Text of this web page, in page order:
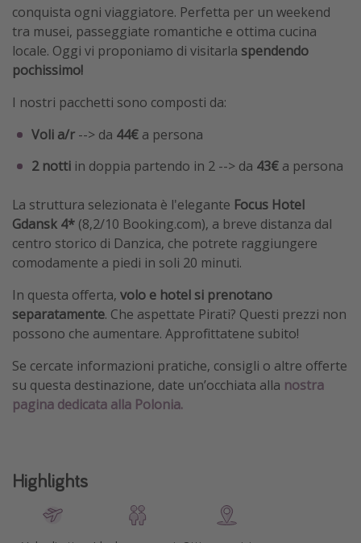
conquista ogni viaggiatore. Perfetta per un weekend
tra musei, passeggiate romantiche e ottima cucina
locale. Oggi vi proponiamo di visitarla spendendo
pochissimo!
I nostri pacchetti sono composti da:
Voli a/r --> da 44€ a persona
2 notti in doppia partendo in 2 --> da 43€ a persona
La struttura selezionata è l'elegante Focus Hotel
Gdansk 4* (8,2/10 Booking.com), a breve distanza dal
centro storico di Danzica, che potrete raggiungere
comodamente a piedi in soli 20 minuti.
In questa offerta, volo e hotel si prenotano
separatamente. Che aspettate Pirati? Questi prezzi non
possono che aumentare. Approfittatene subito!
Se cercate informazioni pratiche, consigli o altre offerte
su questa destinazione, date un’occhiata alla nostra
pagina dedicata alla Polonia.
Highlights